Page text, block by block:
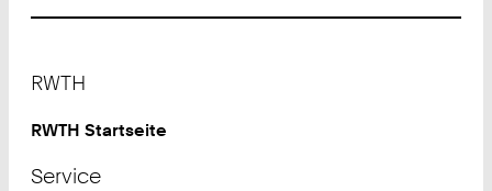
RWTH
RWTH Startseite
Service